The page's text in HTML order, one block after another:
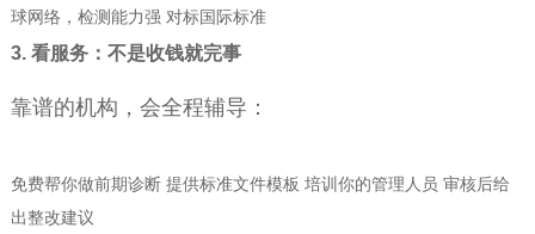
球网络，检测能力强 对标国际标准
3. 看服务：不是收钱就完事
靠谱的机构，会全程辅导：
免费帮你做前期诊断 提供标准文件模板 培训你的管理人员 审核后给
出整改建议